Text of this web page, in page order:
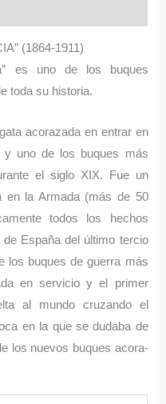
(1864-1911)
es uno de los buques
toda su historia.
acorazada en entrar en
y uno de los buques más
el siglo XIX. Fue un
en la Armada (más de 50
todos los hechos
España del último tercio
los buques de guerra más
en servicio y el primer
al mundo cruzando el
en la que se dudaba de
los nuevos buques acora­